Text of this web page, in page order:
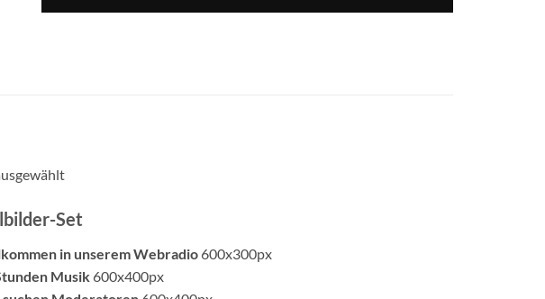
Set
in unserem Webradio 600x300px
Musik 600x400px